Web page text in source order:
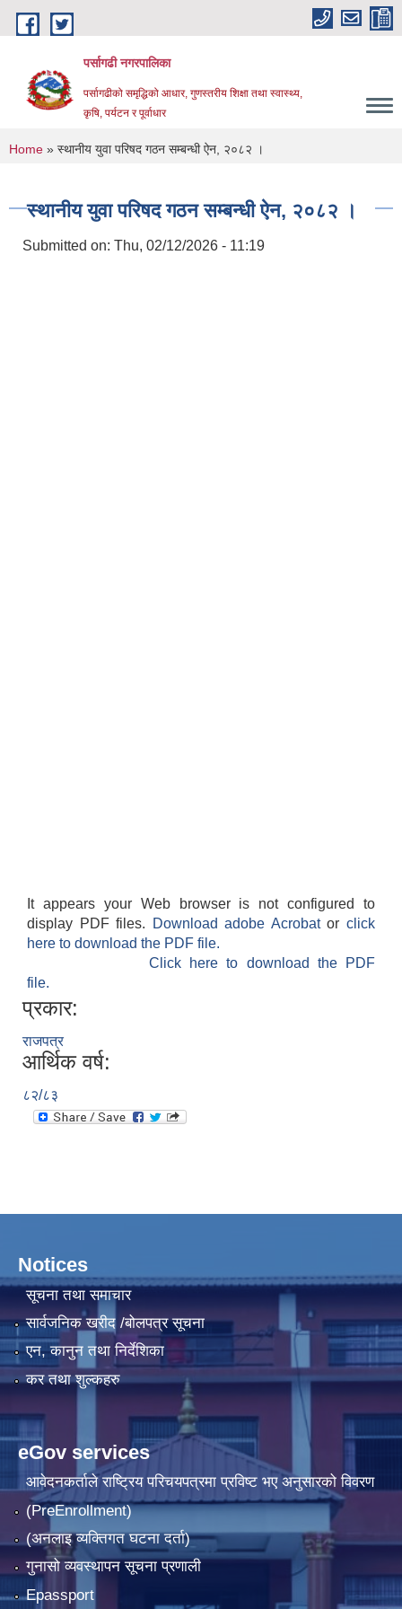
Skip to main content
पर्सागढी नगरपालिका
पर्सागढीको समृद्धिको आधार, गुणस्तरीय शिक्षा तथा स्वास्थ्य,
कृषि, पर्यटन र पूर्वाधार
You are here
Home » स्थानीय युवा परिषद गठन सम्बन्धी ऐन, २०८२ ।
स्थानीय युवा परिषद गठन सम्बन्धी ऐन, २०८२ ।
Submitted on: Thu, 02/12/2026 - 11:19
It appears your Web browser is not configured to
display PDF files.
Download adobe Acrobatorclick
here to download the PDF file.
Click here to download the PDF
file.
प्रकार:
राजपत्र
आर्थिक वर्ष:
८२/८३
Notices
सूचना तथा समाचार
सार्वजनिक खरीद /बोलपत्र सूचना
एन, कानुन तथा निर्देशिका
कर तथा शुल्कहरु
eGov services
आवेदनकर्ताले राष्‍ट्रिय परिचयपत्रमा प्रविष्ट भए अनुसारको विवरण
(PreEnrollment)
(अनलाइ व्यक्तिगत घटना दर्ता)
गुनासो व्यवस्थापन सूचना प्रणाली
Epassport